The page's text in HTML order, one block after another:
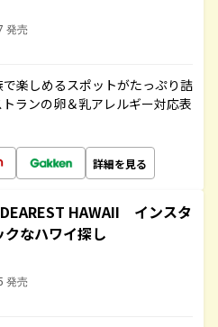
発売
楽しめるスポットがたっぷり詰
ランの卵＆乳アレルギー対応表
詳細を見る
HAWAII インスタ
クなハワイ探し
発売